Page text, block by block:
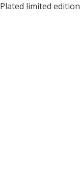
Plated limited edition